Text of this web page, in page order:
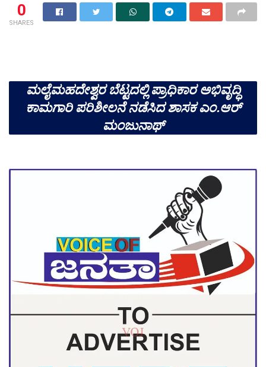
0
SHARES
ಮಲೈಮಹದೇಶ್ವರ ಬೆಟ್ಟದಲ್ಲಿ ಪ್ರಾಧಿಕಾರ ಅಭಿವೃದ್ಧಿ
ಕಾಮಗಾರಿ ಪರಿಶೀಲನೆ ನಡೆಸಿದ ಶಾಸಕ ಎಂ.ಆರ್
ಮಂಜುನಾಥ್